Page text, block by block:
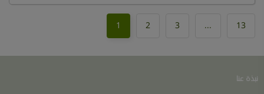
1 2 3 ... 13
نبذة عنا